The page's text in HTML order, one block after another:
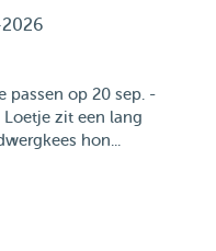
passen op 20 sep. -
Loetje zit een lang
hon...